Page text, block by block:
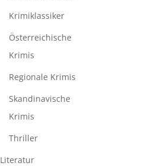
Krimiklassiker
Österreichische
Krimis
Regionale Krimis
Skandinavische
Krimis
Thriller
Literatur